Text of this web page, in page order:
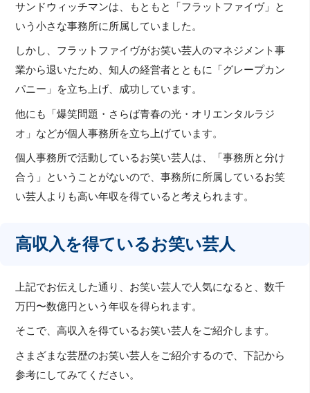
サンドウィッチマンは、もともと「フラットファイヴ」と
いう小さな事務所に所属していました。
しかし、フラットファイヴがお笑い芸人のマネジメント事
業から退いたため、知人の経営者とともに「グレープカン
パニー」を立ち上げ、成功しています。
他にも「爆笑問題・さらば青春の光・オリエンタルラジ
オ」などが個人事務所を立ち上げています。
個人事務所で活動しているお笑い芸人は、「事務所と分け
合う」ということがないので、事務所に所属しているお笑
い芸人よりも高い年収を得ていると考えられます。
高収入を得ているお笑い芸人
上記でお伝えした通り、お笑い芸人で人気になると、数千
万円〜数億円という年収を得られます。
そこで、高収入を得ているお笑い芸人をご紹介します。
さまざまな芸歴のお笑い芸人をご紹介するので、下記から
参考にしてみてください。